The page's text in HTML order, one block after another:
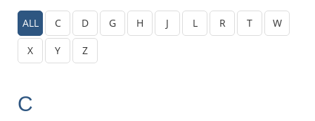
ALL C D G H J L R T W
X Y Z
C